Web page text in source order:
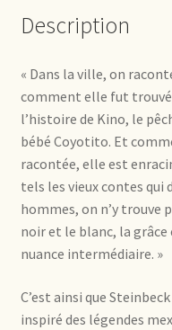
Description
« Dans la ville, on
comment elle fut
l’histoire de Kino, le
bébé Coyotito. Et
racontée, elle est
tels les vieux contes qui
hommes, on n’y trouve
noir et le blanc, la grâce
nuance intermédiaire. »
C’est ainsi que
inspiré des légendes